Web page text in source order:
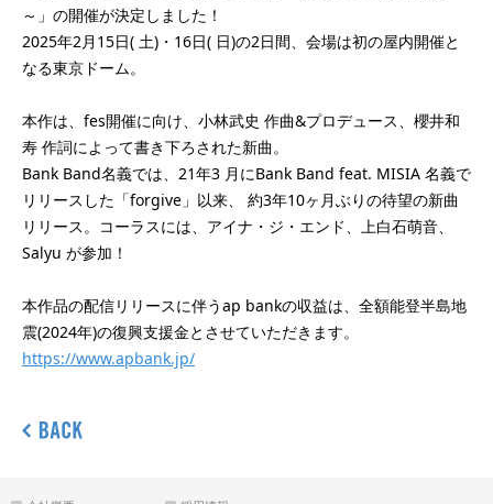
～」の開催が決定しました！
2025年2月15日( 土)・16日( 日)の2日間、会場は初の屋内開催と
なる東京ドーム。
本作は、fes開催に向け、小林武史 作曲&プロデュース、櫻井和
寿 作詞によって書き下ろされた新曲。
Bank Band名義では、21年3 月にBank Band feat. MISIA 名義で
リリースした「forgive」以来、 約3年10ヶ月ぶりの待望の新曲
リリース。コーラスには、アイナ・ジ・エンド、上白石萌音、
Salyu が参加！
本作品の配信リリースに伴うap bankの収益は、全額能登半島地
震(2024年)の復興支援金とさせていただきます。
https://www.apbank.jp/